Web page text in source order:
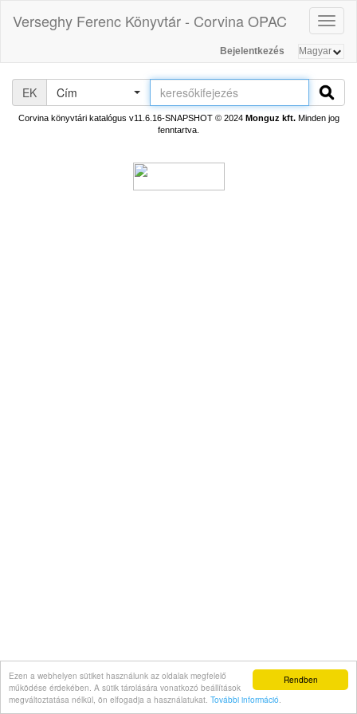
Rendben
Ezen a webhelyen sütiket használunk az oldalak megfelelő
működése érdekében. A sütik tárolására vonatkozó beállítások
megváltoztatása nélkül, ön elfogadja a használatukat. További információ.
Verseghy Ferenc Könyvtár - Corvina OPAC
Bejelentkezés
EK Cím
Corvina könyvtári katalógus v11.6.16-SNAPSHOT© 2024 Monguz kft.Minden jog
fenntartva.